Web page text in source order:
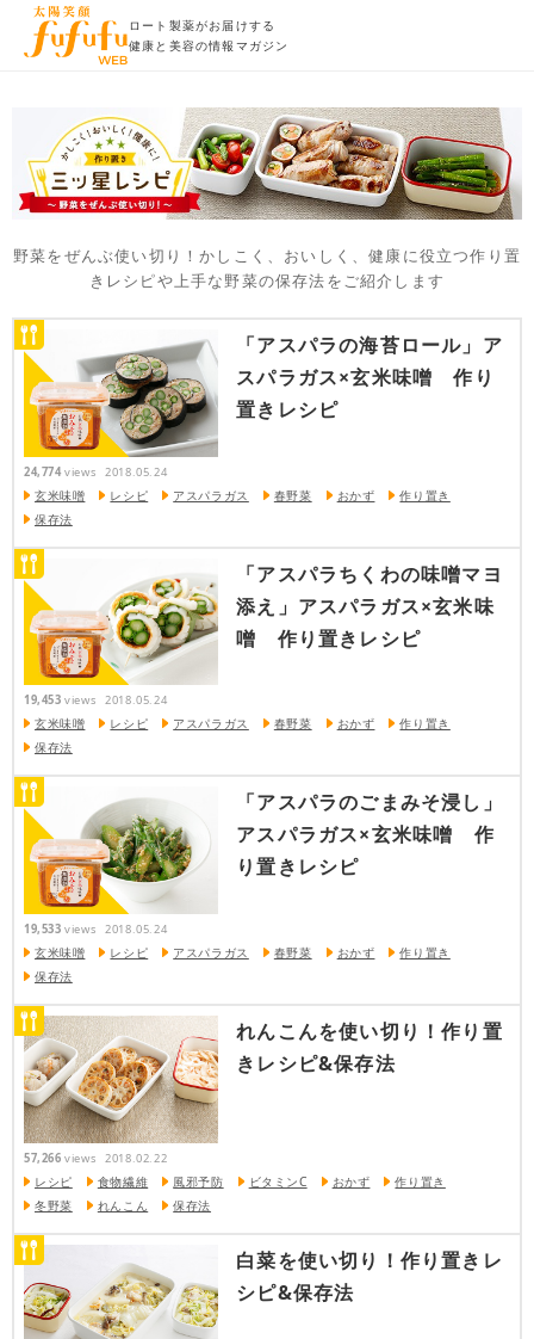
ロート製薬がお届けする
健康と美容の情報マガジン
野菜をぜんぶ使い切り！かしこく、おいしく、健康に役立つ作り置
きレシピや上手な野菜の保存法をご紹介します
「アスパラの海苔ロール」ア
スパラガス×玄米味噌 作り
置きレシピ
24,774 views 2018.05.24
玄米味噌 レシピ アスパラガス 春野菜 おかず
作り置き
保存法
「アスパラちくわの味噌マヨ
添え」アスパラガス×玄米味
噌 作り置きレシピ
19,453 views 2018.05.24
玄米味噌 レシピ アスパラガス 春野菜 おかず
作り置き
保存法
「アスパラのごまみそ浸し」
アスパラガス×玄米味噌 作
り置きレシピ
19,533 views 2018.05.24
玄米味噌 レシピ アスパラガス 春野菜 おかず
作り置き
保存法
れんこんを使い切り！作り置
きレシピ&保存法
57,266 views 2018.02.22
レシピ 食物繊維 風邪予防 ビタミンC おかず
作り置き
冬野菜
れんこん 保存法
白菜を使い切り！作り置きレ
シピ&保存法